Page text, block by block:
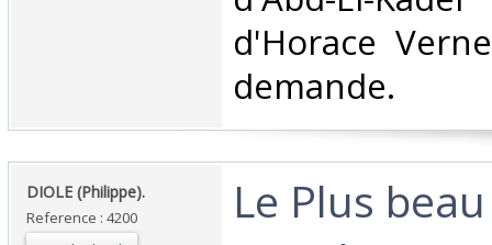
d'Horace
demande.‎
‎DIOLE (Philippe).‎
Reference : 4200
‎Le Plus